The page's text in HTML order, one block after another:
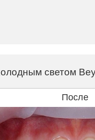
светом
После